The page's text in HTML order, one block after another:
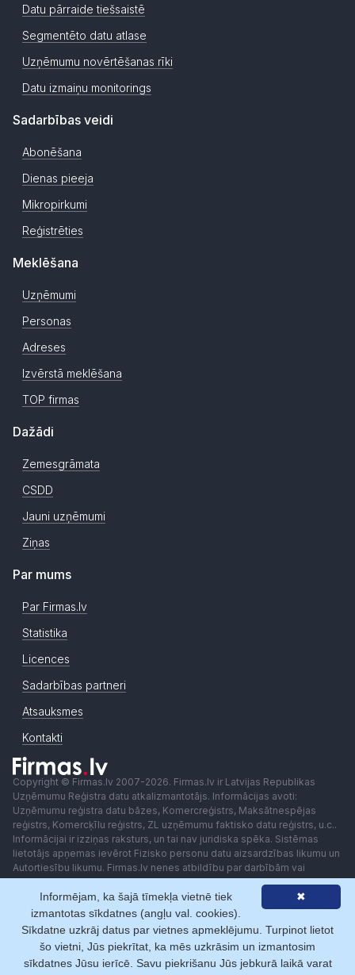
Datu pārraide tiešsaistē
Segmentēto datu atlase
Uzņēmumu novērtēšanas rīki
Datu izmaiņu monitorings
Sadarbības veidi
Abonēšana
Dienas pieeja
Mikropirkumi
Reģistrēties
Meklēšana
Uzņēmumi
Personas
Adreses
Izvērstā meklēšana
TOP firmas
Dažādi
Zemesgrāmata
CSDD
Jauni uzņēmumi
Ziņas
Par mums
Par Firmas.lv
Statistika
Licences
Sadarbības partneri
Atsauksmes
Kontakti
Copyright © Firmas.lv 2007-2026. Firmas.lv ir Latvijas Republikas
Uzņēmumu Reģistra datu atkalizmantotājs. Informācijas avoti:
Uzņēmumu reģistra datu bāzes, Komercreģistrs, Maksātnespējas
reģistrs, Komercķīlu reģistrs, ZL uzņēmumu faktisko datu reģistrs, u.c..
Informācijai ir izziņas raksturs, un tai nav juridiska spēka. Sistēmas
lietotājs apņemas ievērot Fizisko personu datu aizsardzības likumu un
Autortiesību likumu. Firmas.lv nenes atbildību par darbībām vai
lēmumiem, kas balstīti uz saņemto pakalpojumu. Lietotājam aizliegts
izmantot jebkādas automatizētas sistēmas vai iekārtas (robotus)
piekļuvei sistēmai bez rakstiskas saskaņošanas ar Firmas.lv. Galvenā
redaktore: Ingūna Pempere.
Lietošanas noteikumi
Privātuma politika Norēķini ar
✖
Informējam, ka šajā tīmekļa vietnē tiek
izmantotas sīkdatnes (angļu val. cookies).
Sīkdatne uzkrāj datus par vietnes apmeklējumu. Turpinot lietot
šo vietni, Jūs piekrītat, ka mēs uzkrāsim un izmantosim
sīkdatnes Jūsu ierīcē. Savu piekrišanu Jūs jebkurā laikā varat